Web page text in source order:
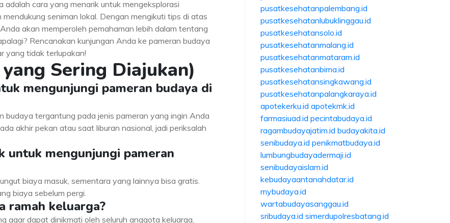
adalah cara yang menarik untuk mengeksplorasi
seniman lokal. Dengan mengikuti tips di atas
akan memperoleh pemahaman lebih dalam tentang
Rencanakan kunjungan Anda ke pameran budaya
yang tidak terlupakan!
Sering Diajukan)
mengunjungi pameran budaya di
budaya tergantung pada jenis pameran yang ingin Anda
akhir pekan atau saat liburan nasional, jadi periksalah
untuk mengunjungi pameran
biaya masuk, sementara yang lainnya bisa gratis.
biaya sebelum pergi.
ramah keluarga?
agar dapat dinikmati oleh seluruh anggota keluarga,
pusatkesehatanpalembang.id
pusatkesehatanlubuklinggau.id
pusatkesehatansolo.id
pusatkesehatanmalang.id
pusatkesehatanmataram.id
pusatkesehatanbima.id
pusatkesehatansingkawang.id
pusatkesehatanpalangkaraya.id
apotekerku.id apotekmk.id
farmasiuad.id pecintabudaya.id
ragambudayajatim.id budayakita.id
senibudaya.id penikmatbudaya.id
lumbungbudayadermaji.id
senibudayaislam.id
kebudayaantanahdatar.id
mybudaya.id
wartabudayasanggau.id
sribudaya.id simerdupolresbatang.id